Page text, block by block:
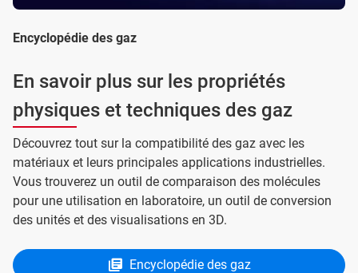
Encyclopédie des gaz
En savoir plus sur les propriétés
physiques et techniques des gaz
Découvrez tout sur la compatibilité des gaz avec les
matériaux et leurs principales applications industrielles.
Vous trouverez un outil de comparaison des molécules
pour une utilisation en laboratoire, un outil de conversion
des unités et des visualisations en 3D.
Encyclopédie des gaz